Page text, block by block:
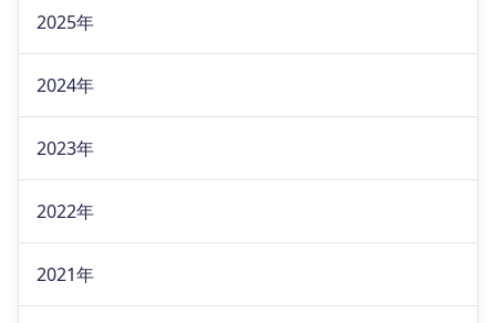
2025年
2024年
2023年
2022年
2021年